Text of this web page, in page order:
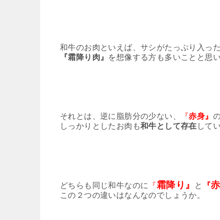
和牛のお肉といえば、サシがたっぷり入った
『霜降り肉』 を想像する方も多いことと思い
それとは、逆に脂肪分の少ない、 『赤身』
しっかりとしたお肉も和牛として存在 して
どちらも同じ和牛なのに 『霜降り』 と 『赤
この２つの違いはなんなのでしょうか。